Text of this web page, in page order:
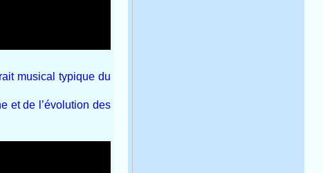
musical typique du
et de l’évolution des